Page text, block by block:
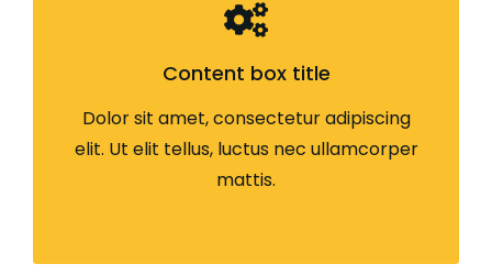
Content box title
Dolor sit amet, consectetur adipiscing
elit. Ut elit tellus, luctus nec ullamcorper
mattis.